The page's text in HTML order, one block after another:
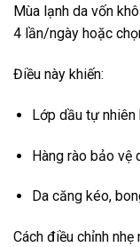
Mùa lạnh da vốn
4 lần/ngày hoặc
Điều này khiến:
Lớp dầu tự
Hàng rào bảo vệ
Da căng kéo,
Cách điều chỉnh nhẹ